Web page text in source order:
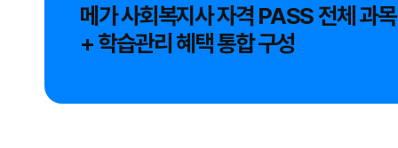
메가 사회복지사 자격 PASS 전체 과목
+ 학습관리 혜택 통합 구성